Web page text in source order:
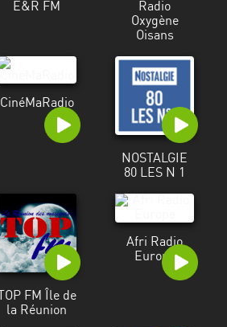
E&R FM
Radio
Oxygène
Oisans
CinéMaRadio
NOSTALGIE
80 LES N 1
TOP FM Île de
la Réunion
Afri Radio
Europe